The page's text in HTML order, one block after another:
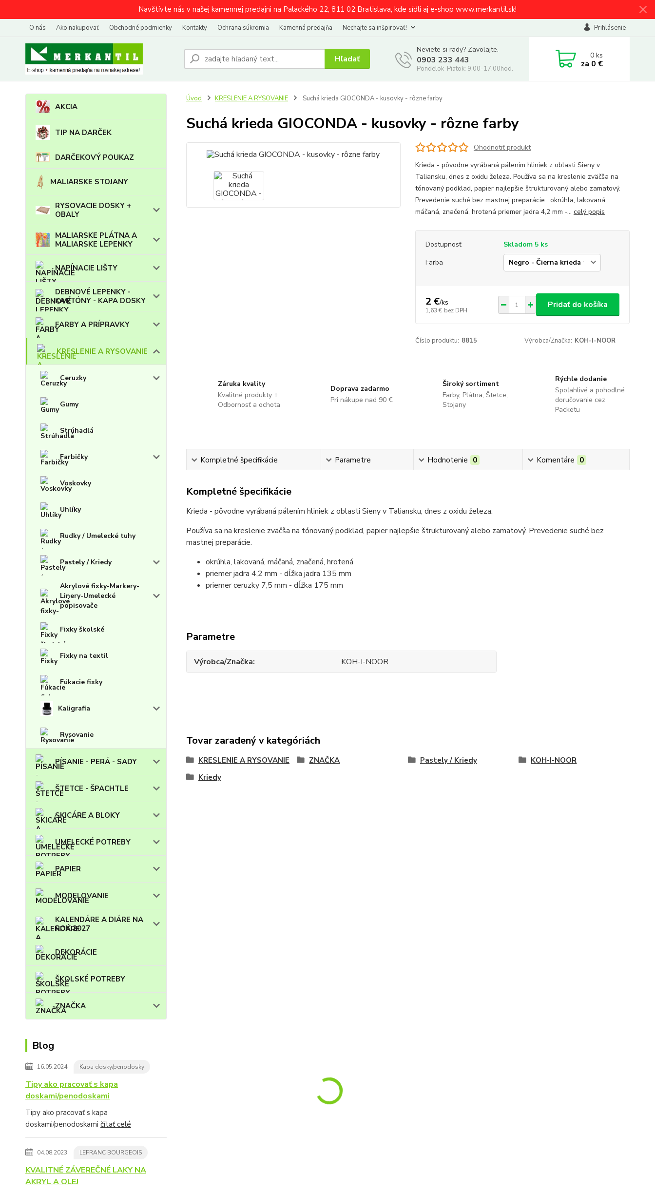
Navštívte nás v našej kamennej predajni na Palackého 22, 811 02 Bratislava, kde sídli aj e-shop www.merkantil.sk!
O nás Ako nakupovať Obchodné podmienky Kontakty Ochrana súkromia Kamenná predajňa Nechajte sa inšpirovať! Prihlásenie
Hľadať
Neviete si rady? Zavolajte.
0903 233 443
Pondelok-Piatok: 9.00-17.00hod.
0ks
za 0 €
AKCIA
TIP NA DARČEK
DARČEKOVÝ POUKAZ
MALIARSKE STOJANY
RYSOVACIE DOSKY +
OBALY
MALIARSKE PLÁTNA A
MALIARSKE LEPENKY
NAPÍNACIE LIŠTY
DEBNOVÉ LEPENKY -
KARTÓNY - KAPA DOSKY
FARBY A PRÍPRAVKY
KRESLENIE A RYSOVANIE
Ceruzky
Gumy
Strúhadlá
Farbičky
Voskovky
Uhlíky
Rudky / Umelecké tuhy
Pastely / Kriedy
Akrylové fixky-Markery-
Linery-Umelecké
popisovače
Fixky školské
Fixky na textil
Fúkacie fixky
Kaligrafia
Rysovanie
PÍSANIE - PERÁ - SADY
ŠTETCE - ŠPACHTLE
SKICÁRE A BLOKY
UMELECKÉ POTREBY
PAPIER
MODELOVANIE
KALENDÁRE A DIÁRE NA
ROK 2027
DEKORÁCIE
ŠKOLSKÉ POTREBY
ZNAČKA
Blog
16.05.2024 Kapa dosky/penodosky
Tipy ako pracovať s kapa
doskami/penodoskami
Tipy ako pracovať s kapa
doskami/penodoskami čítať celé
04.08.2023 LEFRANC BOURGEOIS
KVALITNÉ ZÁVEREČNÉ LAKY NA
AKRYL A OLEJ
Úvod KRESLENIE A RYSOVANIE Suchá krieda GIOCONDA - kusovky - rôzne farby
Suchá krieda GIOCONDA - kusovky - rôzne farby
Ohodnotiť produkt
Krieda - pôvodne vyrábaná pálením hliniek z oblasti Sieny v
Taliansku, dnes z oxidu železa. Používa sa na kreslenie zväčša na
tónovaný podklad, papier najlepšie štrukturovaný alebo zamatový.
Prevedenie suché bez mastnej preparácie. okrúhla, lakovaná,
máčaná, značená, hrotená priemer jadra 4,2 mm -... celý popis
Dostupnosť
Skladom 5 ks
Farba
2 €/ks
1,63 € bez DPH
Pridať do košíka
Číslo produktu: 8815 Výrobca/Značka: KOH-I-NOOR
Záruka kvality
Kvalitné produkty +
Odbornosť a ochota
Doprava zadarmo
Pri nákupe nad 90 €
Široký sortiment
Farby, Plátna, Štetce,
Stojany
Rýchle dodanie
Spoľahlivé a pohodlné
doručovanie cez
Packetu
Kompletné špecifikácie Parametre Hodnotenie 0 Komentáre 0
Kompletné špecifikácie
Krieda - pôvodne vyrábaná pálením hliniek z oblasti Sieny v Taliansku, dnes z oxidu železa.
Používa sa na kreslenie zväčša na tónovaný podklad, papier najlepšie štrukturovaný alebo zamatový. Prevedenie suché bez
mastnej preparácie.
okrúhla, lakovaná, máčaná, značená, hrotená
priemer jadra 4,2 mm - dĺžka jadra 135 mm
priemer ceruzky 7,5 mm - dĺžka 175 mm
Parametre
Výrobca/Značka KOH-I-NOOR
Tovar zaradený v kategóriách
KRESLENIE A RYSOVANIE ZNAČKA Pastely / Kriedy
KOH-I-NOOR
Kriedy